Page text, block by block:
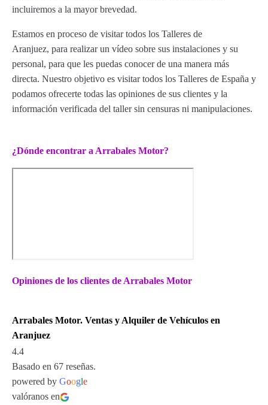
incluiremos a la mayor brevedad.
Estamos en proceso de visitar todos los Talleres de
Aranjuez, para realizar un vídeo sobre sus instalaciones y su
personal, para que les puedas conocer de una manera más
directa. Nuestro objetivo es visitar todos los Talleres de España y
podamos ofrecerte todas las opiniones de sus clientes y la
información verificada del taller sin censuras ni manipulaciones.
¿Dónde encontrar a Arrabales Motor?
Opiniones de los clientes de Arrabales Motor
Arrabales Motor. Ventas y Alquiler de Vehículos en
Aranjuez
4.4
Basado en 67 reseñas.
powered by Google
valóranos en